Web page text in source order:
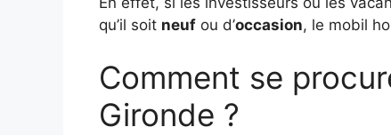
qu’il soit neufou d’occasion, le mobil
Comment se
Gironde ?